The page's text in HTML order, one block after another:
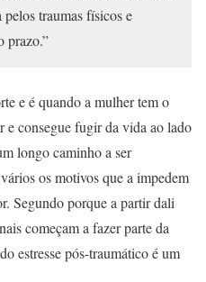
traumas físicos e
prazo.”
e é quando a mulher tem o
consegue fugir da vida ao lado
longo caminho a ser
os motivos que a impedem
Segundo porque a partir dali
começam a fazer parte da
estresse pós-traumático é um